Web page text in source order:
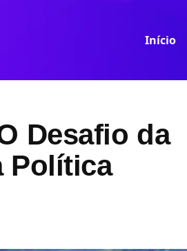
Início
Desafio da
Política